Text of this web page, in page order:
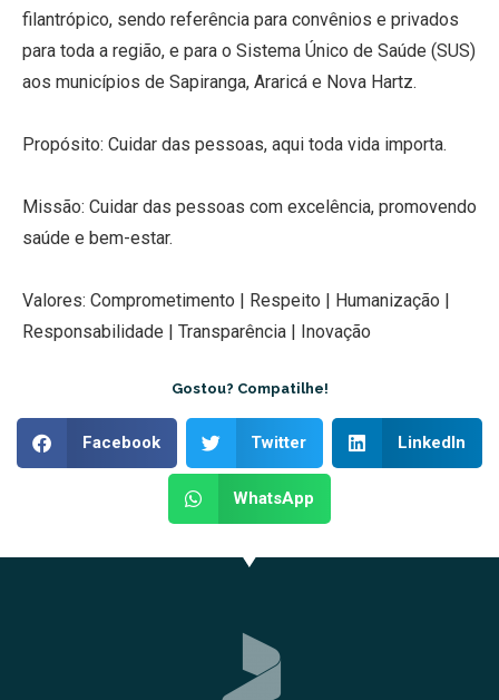
filantrópico, sendo referência para convênios e privados
para toda a região, e para o Sistema Único de Saúde (SUS)
aos municípios de Sapiranga, Araricá e Nova Hartz.
Propósito: Cuidar das pessoas, aqui toda vida importa.
Missão: Cuidar das pessoas com excelência, promovendo
saúde e bem-estar.
Valores: Comprometimento | Respeito | Humanização |
Responsabilidade | Transparência | Inovação
Gostou? Compatilhe!
Facebook Twitter LinkedIn
WhatsApp